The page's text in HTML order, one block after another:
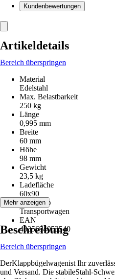
Kundenbewertungen
Artikeldetails
Bereich überspringen
Material
Edelstahl
Max. Belastbarkeit
250 kg
Länge
0,995 mm
Breite
60 mm
Höhe
98 mm
Gewicht
23,5 kg
Ladefläche
60x90
Artikeltyp
Transportwagen
EAN
4035694053540
Mehr anzeigen
Beschreibung
Bereich überspringen
DerKlappbügelwagenist Ihr
und Versand. Die stabileStahl-